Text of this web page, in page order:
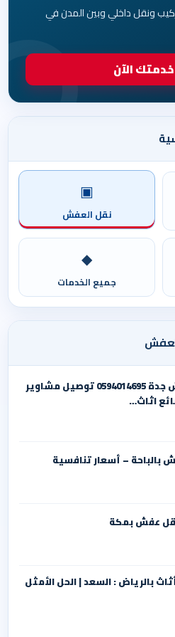
ونقل داخلي وبين المدن في
الآن
▣
نقل العفش
◆
جميع الخدمات
دباب نقل عفش جدة 0594014695 توصيل مشاوير
اثاث…
– أسعار تنافسية
عفش بمكة
بالرياض : السعد | الحل الأمثل